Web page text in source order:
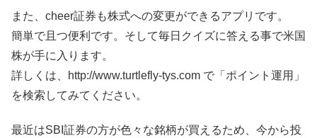
また、cheer証券も株式への変更ができるアプリです。
簡単で且つ便利です。そして毎日クイズに答える事で米国
株が手に入ります。
詳しくは、http://www.turtlefly-tys.com で「ポイント運用」
を検索してみてください。
最近はSBI証券の方が色々な銘柄が買えるため、今から投